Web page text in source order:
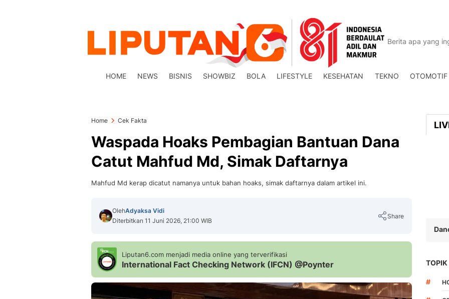
HOME NEWS BISNIS SHOWBIZ BOLA LIFESTYLE KESEHATAN TEKNO OTOMOTIF
Home Cek Fakta
Waspada Hoaks Pembagian Bantuan Dana
Catut Mahfud Md, Simak Daftarnya
Mahfud Md kerap dicatut namanya untuk bahan hoaks, simak daftarnya dalam artikel ini.
OlehAdyaksa Vidi
Diterbitkan 11 Juni 2026, 21:00 WIB
Share
Liputan6.com menjadi media online yang terverifikasi
International Fact Checking Network (IFCN) @Poynter TOPIK
#